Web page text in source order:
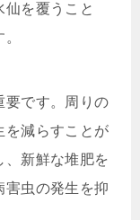
仙を覆うこと
要です。周りの
を減らすことが
、新鮮な堆肥を
害虫の発生を抑